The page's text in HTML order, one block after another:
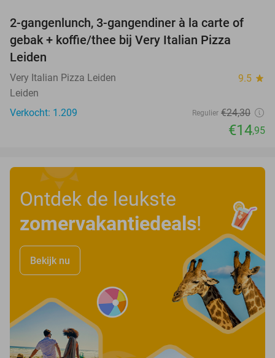
38%
2-gangenlunch, 3-gangendiner à la carte of
gebak + koffie/thee bij Very Italian Pizza
Leiden
Very Italian Pizza Leiden 9.5 star
Leiden
Verkocht: 1.209
Regulier €24,30
€14,95
Ontdek de leukste
zomervakantiedeals!
Bekijk nu